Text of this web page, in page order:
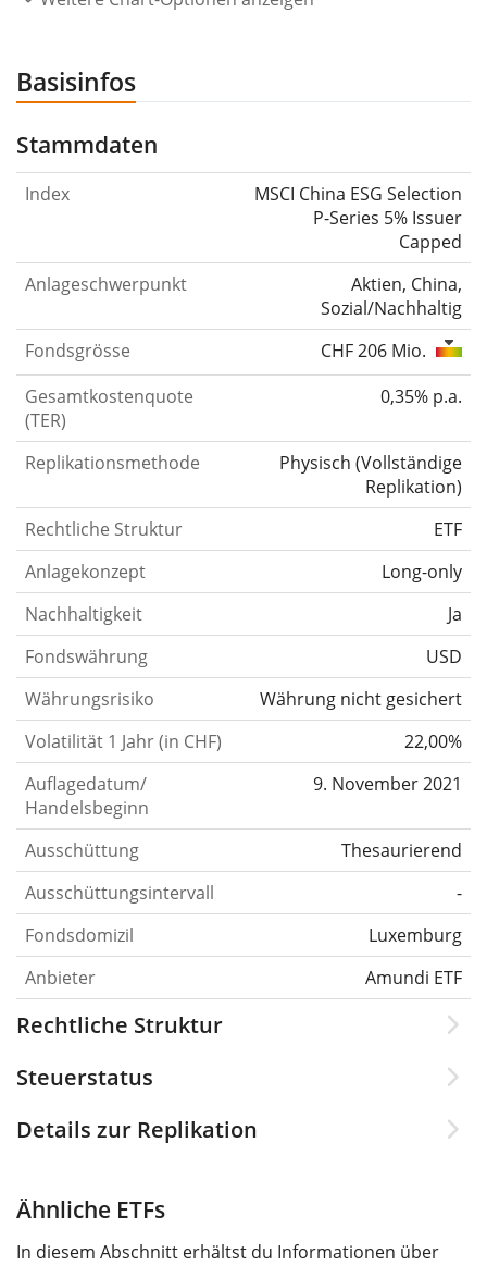
Basisinfos
Stammdaten
Index
MSCI China ESG Selection
P-Series 5% Issuer
Capped
Anlageschwerpunkt
Aktien, China,
Sozial/Nachhaltig
Fondsgrösse
CHF 206 Mio.
Gesamtkostenquote
(TER)
0,35% p.a.
Replikationsmethode Physisch (Vollständige
Replikation)
Rechtliche Struktur
ETF
Anlagekonzept
Long-only
Nachhaltigkeit
Ja
Fondswährung
USD
Währungsrisiko
Währung nicht gesichert
Volatilität 1 Jahr (in CHF)
22,00%
Auflagedatum/
Handelsbeginn
9. November 2021
Ausschüttung
Thesaurierend
Ausschüttungsintervall
-
Fondsdomizil
Luxemburg
Anbieter
Amundi ETF
Rechtliche Struktur
Steuerstatus
Details zur Replikation
Ähnliche ETFs
In diesem Abschnitt erhältst du Informationen über